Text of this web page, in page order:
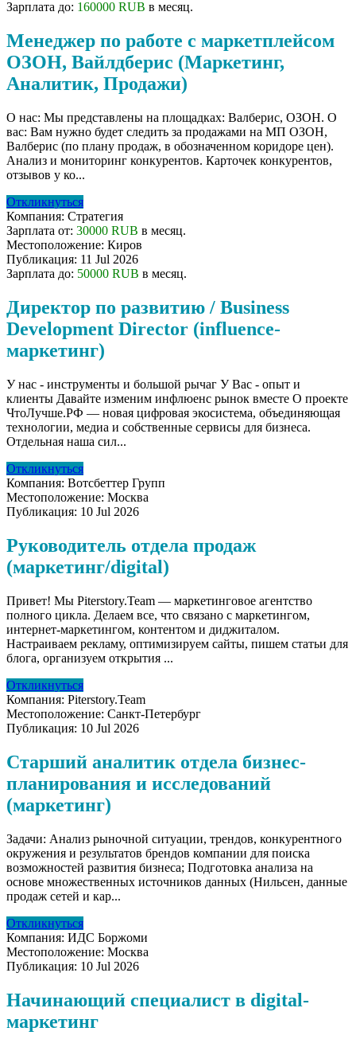
Зарплата до: 160000 RUB в месяц.
Менеджер по работе с маркетплейсом
ОЗОН, Вайлдберис (Маркетинг,
Аналитик, Продажи)
О нас: Мы представлены на площадках: Валберис, ОЗОН. О
вас: Вам нужно будет следить за продажами на МП ОЗОН,
Валберис (по плану продаж, в обозначенном коридоре цен).
Анализ и мониторинг конкурентов. Карточек конкурентов,
отзывов у ко...
Откликнуться
Компания: Стратегия
Зарплата от: 30000 RUB в месяц.
Местоположение: Киров
Публикация: 11 Jul 2026
Зарплата до: 50000 RUB в месяц.
Директор по развитию / Business
Development Director (influence-
маркетинг)
У нас - инструменты и большой рычаг У Вас - опыт и
клиенты Давайте изменим инфлюенс рынок вместе О проекте
ЧтоЛучше.РФ — новая цифровая экосистема, объединяющая
технологии, медиа и собственные сервисы для бизнеса.
Отдельная наша сил...
Откликнуться
Компания: Вотсбеттер Групп
Местоположение: Москва
Публикация: 10 Jul 2026
Руководитель отдела продаж
(маркетинг/digital)
Привет! Мы Piterstory.Team — маркетинговое агентство
полного цикла. Делаем все, что связано с маркетингом,
интернет-маркетингом, контентом и диджиталом.
Настраиваем рекламу, оптимизируем сайты, пишем статьи для
блога, организуем открытия ...
Откликнуться
Компания: Piterstory.Team
Местоположение: Санкт-Петербург
Публикация: 10 Jul 2026
Старший аналитик отдела бизнес-
планирования и исследований
(маркетинг)
Задачи: Анализ рыночной ситуации, трендов, конкурентного
окружения и результатов брендов компании для поиска
возможностей развития бизнеса; Подготовка анализа на
основе множественных источников данных (Нильсен, данные
продаж сетей и кар...
Откликнуться
Компания: ИДС Боржоми
Местоположение: Москва
Публикация: 10 Jul 2026
Начинающий специалист в digital-
маркетинг